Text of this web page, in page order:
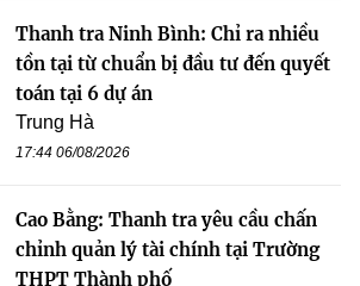
Thanh tra Ninh Bình: Chỉ ra nhiều
tồn tại từ chuẩn bị đầu tư đến quyết
toán tại 6 dự án
Trung Hà
17:44 06/08/2026
Cao Bằng: Thanh tra yêu cầu chấn
chỉnh quản lý tài chính tại Trường
THPT Thành phố